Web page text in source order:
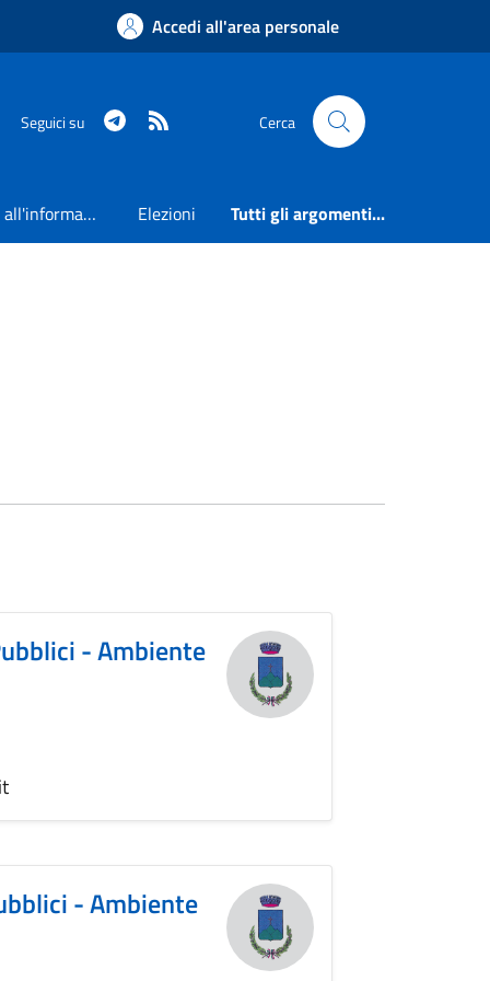
Accedi all'area personale
Seguici su Telegram Cerca
Accesso all'informazione Elezioni Tutti gli argomenti...
- Ambiente
- Ambiente